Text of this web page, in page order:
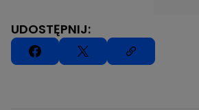
UDOSTĘPNIJ: